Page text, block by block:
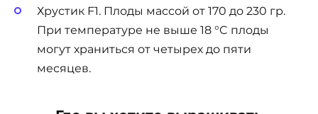
Хрустик F1. Плоды массой от 170 до 230 гр.
При температуре не выше 18 °C плоды
могут храниться от четырех до пяти
месяцев.